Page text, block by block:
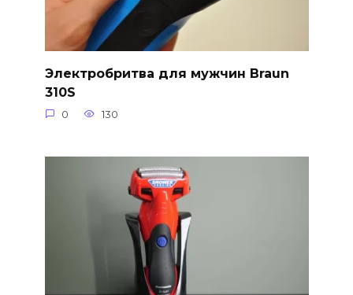
Электробритва для мужчин Braun
310S
0 130